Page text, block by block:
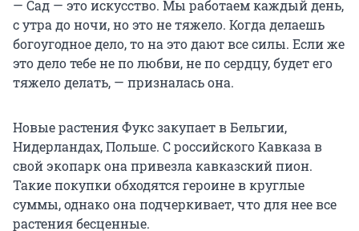
— Сад — это искусство. Мы работаем каждый день,
с утра до ночи, но это не тяжело. Когда делаешь
богоугодное дело, то на это дают все силы. Если же
это дело тебе не по любви, не по сердцу, будет его
тяжело делать, — призналась она.
Новые растения Фукс закупает в Бельгии,
Нидерландах, Польше. С российского Кавказа в
свой экопарк она привезла кавказский пион.
Такие покупки обходятся героине в круглые
суммы, однако она подчеркивает, что для нее все
растения бесценные.